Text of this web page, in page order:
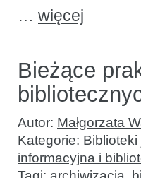
… więcej
Bieżące
Autor: Małgorzata
Kategorie:
informacyjna i